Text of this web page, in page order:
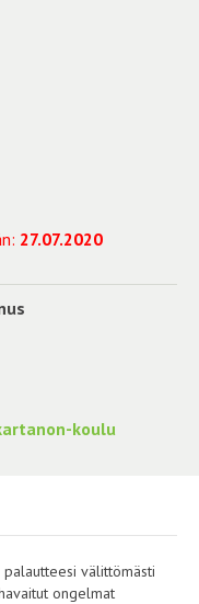
27.07.2020
koulu
välittömästi